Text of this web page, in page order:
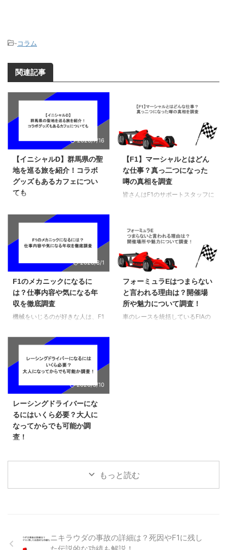
-コラム
関連記事
2026/7/16
【イニシャルD】群馬県の聖
地を巡る旅を紹介！コラボ
グッズもあるカフェについ
ても
け前の静けさ、そしてヘッドライ
トだけが描くコーナーの軌跡。そ
て、一度は実際の峠を走ってみた
ではないでしょうか。群馬県には
していて、今もなお多くのファン
が訪れる場所になっています。こ
の記事では、群馬の代表的な聖地
を紹介しながら、作品の世界をど
りと巡る旅のイメージでお伝えし
ていきますね。 イニシャルDの聖
地を巡って漫画の世界観を味おう
イニシャルDは、群馬の峠を舞 …
2026/5/25
【F1】マーシャルとはどん
な仕事？真っ二つになった
噂の真相を調査
皆さんはF1のサポートスタッフに
仕事内容を想像することも難しい
ですよね。そこでこの記事では、
F1のマーシャルは具体的にどんな
仕事をしているのかを紹介してい
とマーシャルが衝突して、体真っ
二つになったとの噂もあるので、
本当に死亡事故が遭ったのかその
真実も調査してみました。 F1の
2026/8/1
F1のメカニックになるに
は？仕事内容や気になる年
収を徹底調査
機械をいじるのが好きな人は、F1
も多いのではないでしょうか？そ
こでこの記事ではF1メカニックに
なるために必要なことを紹介して
います。日本人メカニックがいる
介しているので、将来の夢にして
い。なお、主な仕事内容や年収も
紹介しているので、自分でできそ
うかどうかを判断してから目指す
ことが重要です。 F1メカニック
必要です。基礎的なことで …
2026/5/19
フォーミュラEはつまらない
と言われる理由は？開催場
所や魅力について調査！
車のレースを統括しているFIAの
電気自動車のフォーミュラ …
2026/3/10
レーシングドライバーにな
るにはいくら必要？大人に
なってからでも可能か調
査！
ないと本格的に味わえないので、
イバーになりたいと思う人もいる
のではないでしょうか？ そこで
したいと感じるようになった人も
もっと読む
ニキラウダの事故の詳細は？死因やF1に残し